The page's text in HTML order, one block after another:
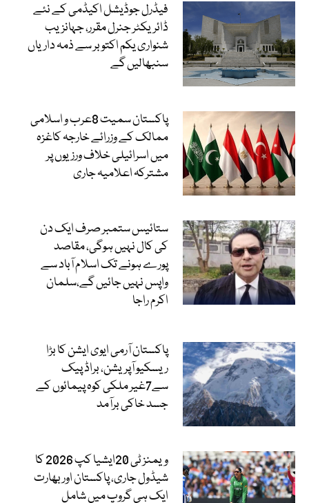
فیڈرل جوڈیشل اکیڈمی کے نئے
ڈائریکٹر جنرل مقرر، جہانزیب
شنواری یکم اکتوبر سے ذمہ داریاں
سنبھالیں گے
پاکستان سمیت 8عرب و اسلامی
ممالک کے وزرائے خارجہ کاغزہ
میں اسرائیلی خلاف ورزیوں پر
مشترکہ اعلامیہ جاری
ستائیس ستمبر صرف ایک دن
کی کال نہیں ہوگی، مقاصد
پورے ہونے تک اسلام آباد سے
واپس نہیں جائیں گے،سلمان
اکرم راجا
پاکستان آرمی ایوی ایشن کا بڑا
ریسکیو آپریشن، براڈ پیک
سے7غیر ملکی کوہ پیمائوں کے
جسد خاکی برآمد
ویمنز ٹی 20ایشیا کپ 2026 کا
شیڈول جاری، پاکستان اور بھارت
ایک ہی گروپ میں شامل